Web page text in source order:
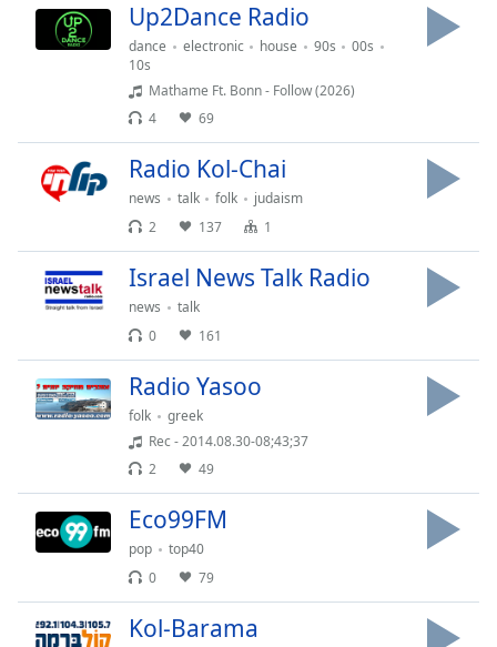
Opacity
Background
Caption
Color
Font
Edge
Style
Up2Dance Radio
dance electronic house 90s
00s
10s
Mathame Ft. Bonn - Follow (2026)
4
69
Radio Kol-Chai
news talk folk
judaism
2
137 1
Israel News Talk Radio
news
talk
0
161
Radio Yasoo
folk
greek
Rec - 2014.08.30-08;43;37
2
49
Eco99FM
pop
top40
0
79
Kol-Barama